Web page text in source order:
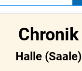
Chronik
Halle (Saale)